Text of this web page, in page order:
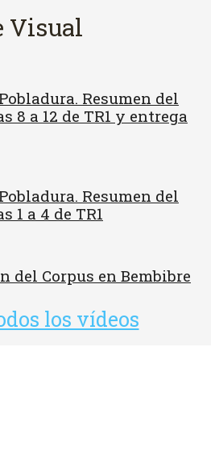
Resumen del
8 a 12 de TR1 y entrega
Resumen del
1 a 4 de TR1
del Corpus en Bembibre
los vídeos